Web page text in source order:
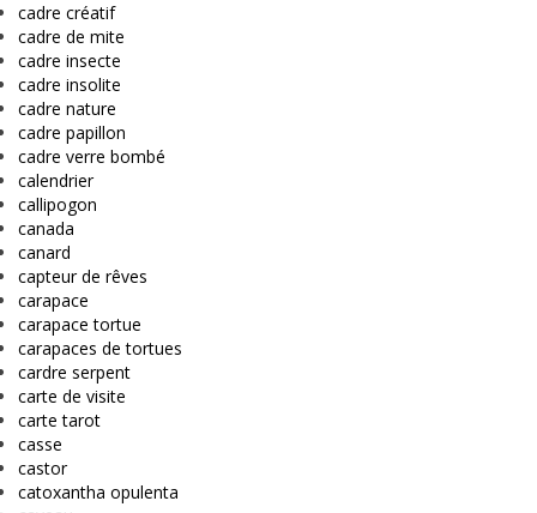
cadre créatif
cadre de mite
cadre insecte
cadre insolite
cadre nature
cadre papillon
cadre verre bombé
calendrier
callipogon
canada
canard
capteur de rêves
carapace
carapace tortue
carapaces de tortues
cardre serpent
carte de visite
carte tarot
casse
castor
catoxantha opulenta